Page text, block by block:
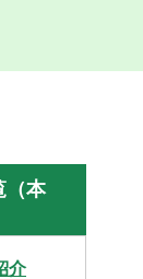
（本
介